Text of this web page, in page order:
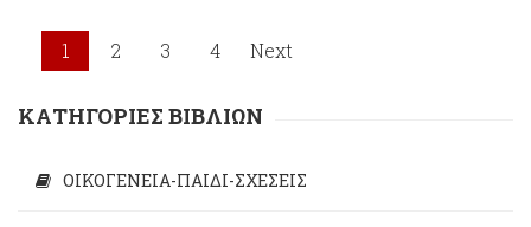
1 2 3 4 Next
ΚΑΤΗΓΟΡΙΕΣ ΒΙΒΛΙΩΝ
ΟΙΚΟΓΕΝΕΙΑ-ΠΑΙΔΙ-ΣΧΕΣΕΙΣ